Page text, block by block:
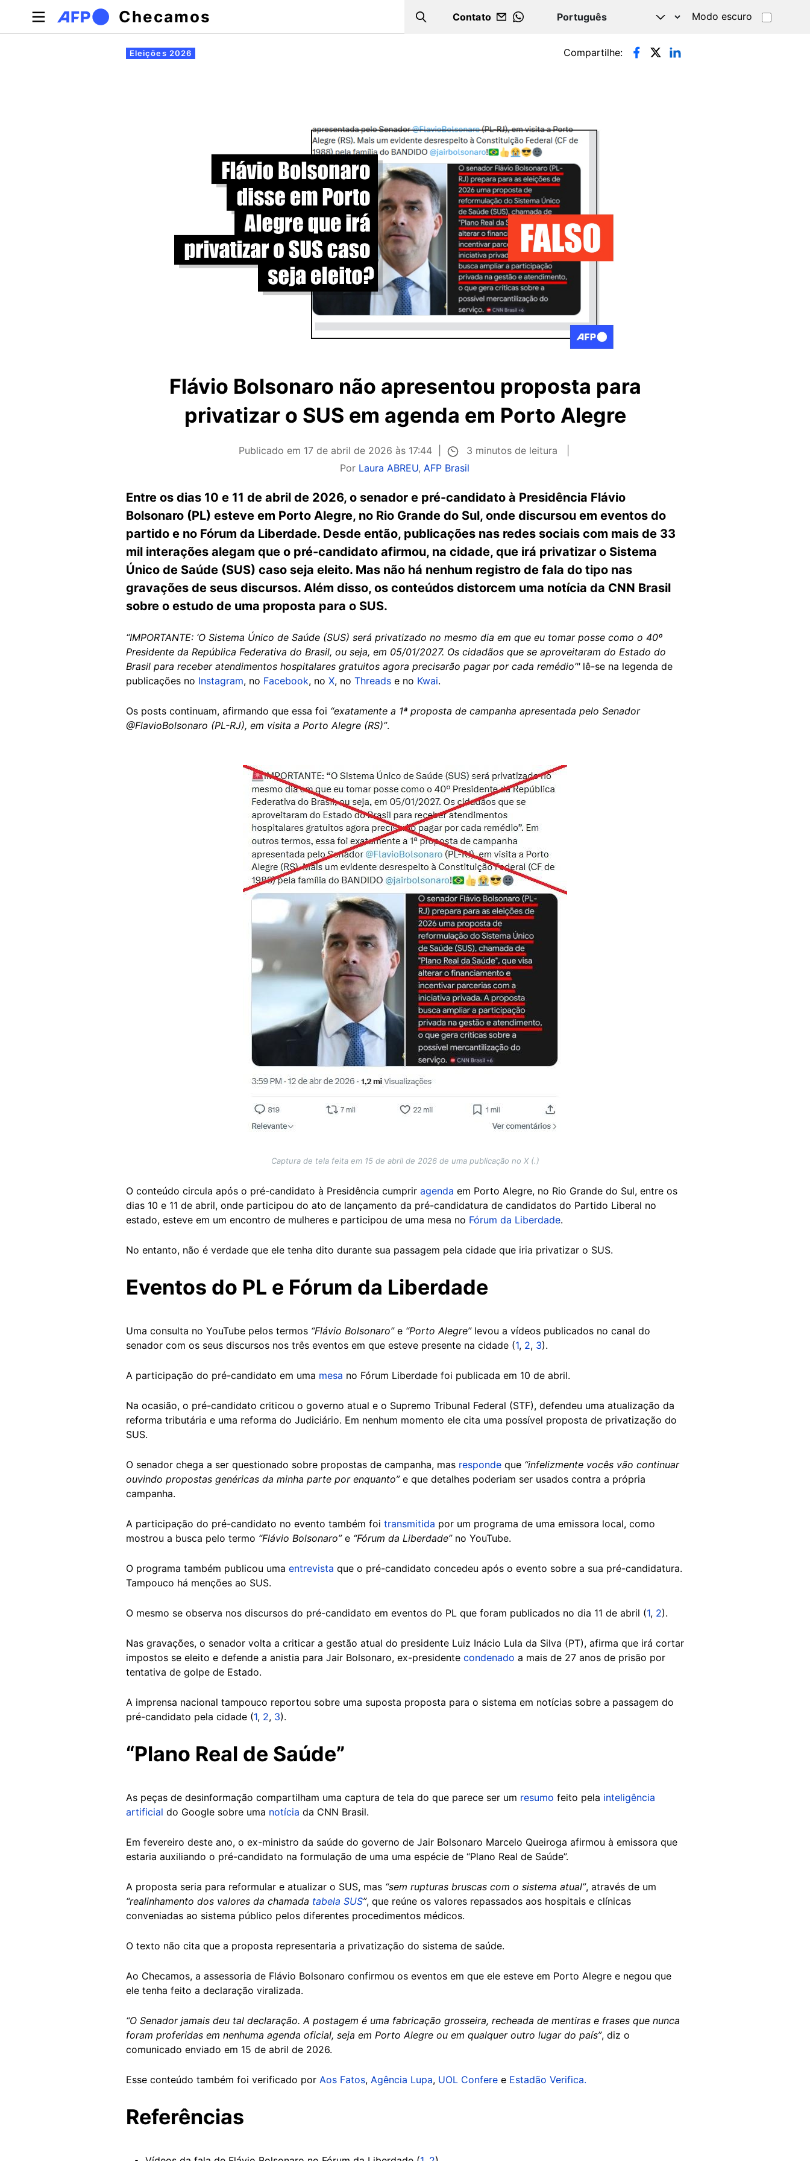
Pular para o conteúdo principal
Checamos Search
Contato
WHATSAPP
Modo escuro
Abas primárias
Eleições 2026 Compartilhe:
Flávio Bolsonaro não apresentou proposta para
privatizar o SUS em agenda em Porto Alegre
Publicado em 17 de abril de 2026 às 17:44
3 minutos de leitura
Por Laura ABREU, AFP Brasil
Entre os dias 10 e 11 de abril de 2026, o senador e pré-candidato à Presidência Flávio
Bolsonaro (PL) esteve em Porto Alegre, no Rio Grande do Sul, onde discursou em eventos do
partido e no Fórum da Liberdade. Desde então, publicações nas redes sociais com mais de 33
mil interações alegam que o pré-candidato afirmou, na cidade, que irá privatizar o Sistema
Único de Saúde (SUS) caso seja eleito. Mas não há nenhum registro de fala do tipo nas
gravações de seus discursos. Além disso, os conteúdos distorcem uma notícia da CNN Brasil
sobre o estudo de uma proposta para o SUS.
“IMPORTANTE: ‘O Sistema Único de Saúde (SUS) será privatizado no mesmo dia em que eu tomar posse como o 40º
Presidente da República Federativa do Brasil, ou seja, em 05/01/2027. Os cidadãos que se aproveitaram do Estado do
Brasil para receber atendimentos hospitalares gratuitos agora precisarão pagar por cada remédio’" lê-se na legenda de
publicações no Instagram, no Facebook, no X, no Threads e no Kwai.
Os posts continuam, afirmando que essa foi “exatamente a 1ª proposta de campanha apresentada pelo Senador
@FlavioBolsonaro (PL-RJ), em visita a Porto Alegre (RS)”.
Captura de tela feita em 15 de abril de 2026 de uma publicação no X (.)
O conteúdo circula após o pré-candidato à Presidência cumprir agenda em Porto Alegre, no Rio Grande do Sul, entre os
dias 10 e 11 de abril, onde participou do ato de lançamento da pré-candidatura de candidatos do Partido Liberal no
estado, esteve em um encontro de mulheres e participou de uma mesa no Fórum da Liberdade.
No entanto, não é verdade que ele tenha dito durante sua passagem pela cidade que iria privatizar o SUS.
Eventos do PL e Fórum da Liberdade
Uma consulta no YouTube pelos termos “Flávio Bolsonaro” e “Porto Alegre”levou a vídeos publicados no canal do
senador com os seus discursos nos três eventos em que esteve presente na cidade (1, 2, 3).
A participação do pré-candidato em uma mesa no Fórum Liberdade foi publicada em 10 de abril.
Na ocasião, o pré-candidato criticou o governo atual e o Supremo Tribunal Federal (STF), defendeu uma atualização da
reforma tributária e uma reforma do Judiciário. Em nenhum momento ele cita uma possível proposta de privatização do
SUS.
O senador chega a ser questionado sobre propostas de campanha, mas responde que “infelizmente vocês vão continuar
ouvindo propostas genéricas da minha parte por enquanto”e que detalhes poderiam ser usados contra a própria
campanha.
A participação do pré-candidato no evento também foi transmitida por um programa de uma emissora local, como
mostrou a busca pelo termo “Flávio Bolsonaro”e “Fórum da Liberdade”no YouTube.
O programa também publicou uma entrevista que o pré-candidato concedeu após o evento sobre a sua pré-candidatura.
Tampouco há menções ao SUS.
O mesmo se observa nos discursos do pré-candidato em eventos do PL que foram publicados no dia 11 de abril (1, 2).
Nas gravações, o senador volta a criticar a gestão atual do presidente Luiz Inácio Lula da Silva (PT), afirma que irá cortar
impostos se eleito e defende a anistia para Jair Bolsonaro, ex-presidente condenado a mais de 27 anos de prisão por
tentativa de golpe de Estado.
A imprensa nacional tampouco reportou sobre uma suposta proposta para o sistema em notícias sobre a passagem do
pré-candidato pela cidade (1, 2, 3).
“Plano Real de Saúde”
As peças de desinformação compartilham uma captura de tela do que parece ser um resumo feito pela inteligência
artificial do Google sobre uma notícia da CNN Brasil.
Em fevereiro deste ano, o ex-ministro da saúde do governo de Jair Bolsonaro Marcelo Queiroga afirmou à emissora que
estaria auxiliando o pré-candidato na formulação de uma uma espécie de “Plano Real de Saúde”.
A proposta seria para reformular e atualizar o SUS, mas “sem rupturas bruscas com o sistema atual”, através de um
“realinhamento dos valores da chamada tabela SUS”, que reúne os valores repassados aos hospitais e clínicas
conveniadas ao sistema público pelos diferentes procedimentos médicos.
O texto não cita que a proposta representaria a privatização do sistema de saúde.
Ao Checamos, a assessoria de Flávio Bolsonaro confirmou os eventos em que ele esteve em Porto Alegre e negou que
ele tenha feito a declaração viralizada.
“O Senador jamais deu tal declaração. A postagem é uma fabricação grosseira, recheada de mentiras e frases que nunca
foram proferidas em nenhuma agenda oficial, seja em Porto Alegre ou em qualquer outro lugar do país”, diz o
comunicado enviado em 15 de abril de 2026.
Esse conteúdo também foi verificado por Aos Fatos, Agência Lupa, UOL Confere e Estadão Verifica.
Referências